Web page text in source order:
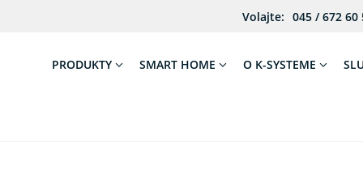
Volajte: 045 / 672 60
PRODUKTY SMART HOME O K-SYSTEME